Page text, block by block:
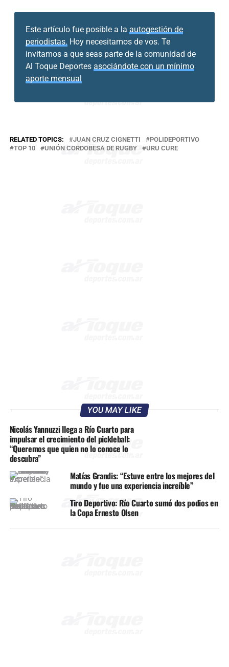
Este artículo fue posible a la autogestión de
periodistas. Hoy necesitamos de vos. Te
invitamos a que seas parte de la comunidad de
Al Toque Deportes asociándote con un mínimo
aporte mensual
RELATED TOPICS: JUAN CRUZ CIGNETTI
POLIDEPORTIVO
TOP 10
UNIÓN CORDOBESA DE RUGBY URU CURE
YOU MAY LIKE
Nicolás Yannuzzi llega a Río Cuarto para
impulsar el crecimiento del pickleball:
“Queremos que quien no lo conoce lo
descubra”
Matías Grandis: “Estuve entre los mejores del
mundo y fue una experiencia increíble”
Tiro Deportivo: Río Cuarto sumó dos podios en
la Copa Ernesto Olsen